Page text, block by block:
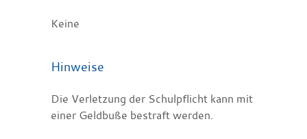
Keine
Hinweise
Die Verletzung der Schulpflicht kann mit
einer Geldbuße bestraft werden.